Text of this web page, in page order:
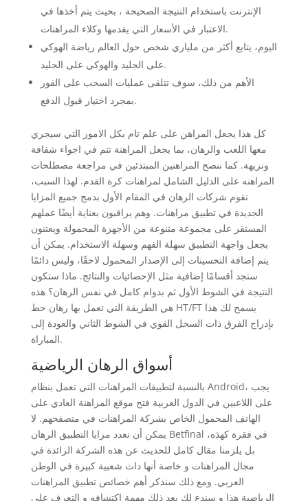
الإنترنت باستخدام النتيجة الصحيحة ، بحيث يتم أخذها في
الاعتبار في الأسعار التي يقدمها وكلاء المراهنات.
اليوم، يتابع أكثر من ملياري شخص حول العالم رياضة الهوكي
على الجليد والهوكي على الجليد.
الأهم من ذلك، سوف تتلقى عمليات السحب على الفور
بمجرد اختيار قبول الدفع.
كل هذا يجعل المراهن على علم تام بكل الامور التي سيجري
معها اللعب والرهان، بما يجعل المراهنة تتم في اجواء شفافة
ونزيهة. كما ننصح المراهنين المبتدئين في مراجعة مصطلحات
المراهنه على الدليل الشامل لمراهنات كرة القدم. لهذا السبب،
تقوم شركات الرهان في المقام الأول بدمج جميع المزايا
الجديدة في تطبيق مراهنات. وهم يراقبون بعناية أيضًا عملهم
المستقر على مجموعة متنوعة من الأجهزة المحمولة ويعتنون
بجعل واجهة التطبيق سهلة الفهم وسهلة الاستخدام. يمكن أن
يتم إضافة التحسينات إلى الإصدار المحمول لاحقًا، وليس دائمًا
ستجد أقسامًا إضافية مثل الإحصائيات والنتائج. ماذا ستكون
النتيجة في الشوط الأول ثم بدوام كامل في نفس الرهان؟ هذه
هي الطريقة التي تعمل بها رهان حط HT/FT يسمح لك هذا
بإدراج الفرق ذات السجل القوي في الشوط الثاني والعودة إلى
المباراة.
أسواق الرهان الرياضية
بالنسبة لتطبيقات المراهنات التي تعمل بنظام Android، يجب
على اللاعبين في الدول العربية فتح موقع المراهنة العادي على
الهاتف المحمول الخاص بشركة المراهنات في متصفحهم. لا
يمكن أن نعدد مزايا التطبيق الرهان Betfinal في فقرة كهذه،
بل يلزمنا مقال كامل للحديث عن هذه الشركة الرائدة في
مجال المراهنات و خاصة أنها داث شعبية كبيرة في الوطن
العربي. ومع ذلك سنذكر أهم خصائص تطبيق المراهنات
الرياضية هذا و سندع لك بعد ذلك مهمة إكتشافه و التعرف على